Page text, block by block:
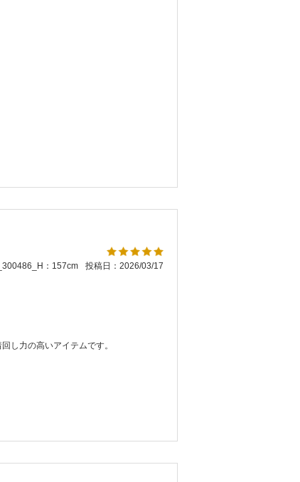
：157cm
投稿日：2026/03/17
し力の高いアイテムです。